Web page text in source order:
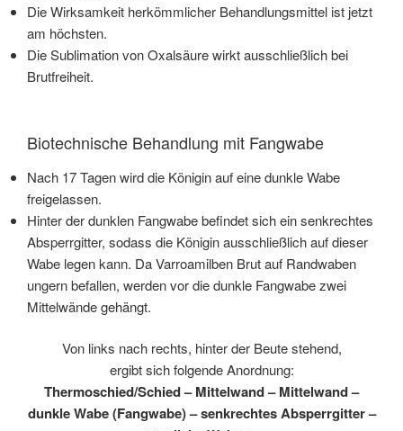
Die Wirksamkeit herkömmlicher Behandlungsmittel ist jetzt
am höchsten.
Die Sublimation von Oxalsäure wirkt ausschließlich bei
Brutfreiheit.
Biotechnische Behandlung mit Fangwabe
Nach 17 Tagen wird die Königin auf eine dunkle Wabe
freigelassen.
Hinter der dunklen Fangwabe befindet sich ein senkrechtes
Absperrgitter, sodass die Königin ausschließlich auf dieser
Wabe legen kann. Da Varroamilben Brut auf Randwaben
ungern befallen, werden vor die dunkle Fangwabe zwei
Mittelwände gehängt.
Von links nach rechts, hinter der Beute stehend,
ergibt sich folgende Anordnung:
Thermoschied/Schied – Mittelwand – Mittelwand –
dunkle Wabe (Fangwabe) – senkrechtes Absperrgitter –